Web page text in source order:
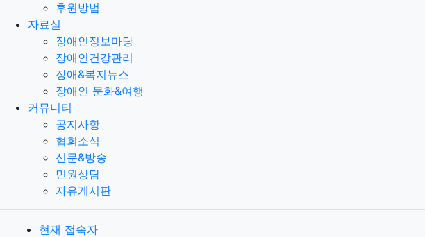
후원방법
자료실
장애인정보마당
장애인건강관리
장애&복지뉴스
장애인 문화&여행
커뮤니티
공지사항
협회소식
신문&방송
민원상담
자유게시판
현재 접속자